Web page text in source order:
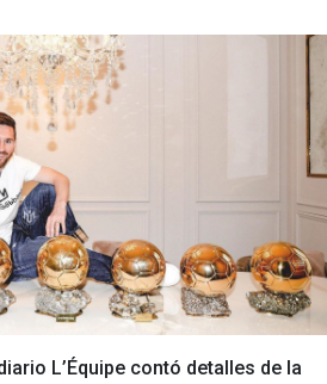
L’Équipe contó detalles de la